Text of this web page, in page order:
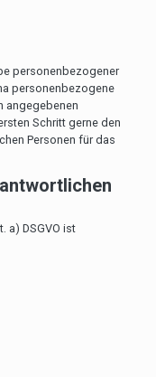
personenbezogener
personenbezogene
angegebenen
Schritt gerne den
Personen für das
a) DSGVO ist